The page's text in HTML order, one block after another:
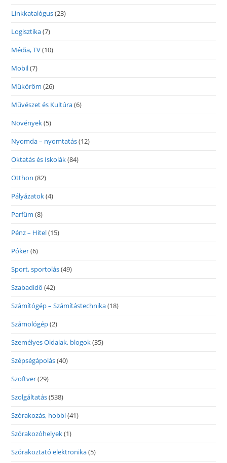
Linkkatalógus(23)
Logisztika(7)
Média, TV(10)
Mobil(7)
Műköröm (26)
Művészet és Kultúra(6)
Növények(5)
Nyomda – nyomtatás(12)
Oktatás és Iskolák(84)
Otthon (82)
Pályázatok(4)
Parfüm (8)
Pénz – Hitel(15)
Póker(6)
Sport, sportolás(49)
Szabadidő (42)
Számítógép – Számítástechnika(18)
Számológép(2)
Személyes Oldalak, blogok(35)
Szépségápolás(40)
Szoftver(29)
Szolgáltatás(538)
Szórakozás, hobbi(41)
Szórakozóhelyek(1)
Szórakoztató elektronika(5)